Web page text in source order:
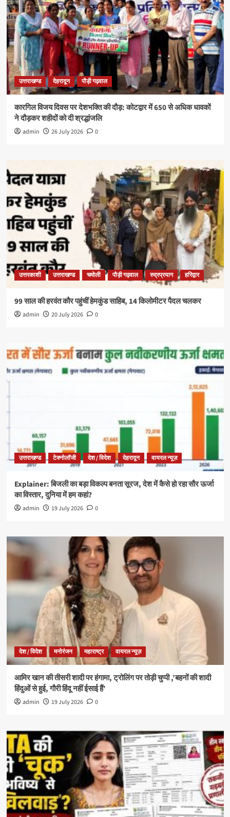
उत्तराखण्ड देहरादून पौड़ी गढ़वाल
कारगिल विजय दिवस पर देशभक्ति की दौड़: कोटद्वार में 650 से अधिक धावकों
ने दौड़कर शहीदों को दी श्रद्धांजलि
admin 26 July 2026 0
उत्तरकाशी उत्तराखण्ड चमोली पौड़ी गढ़वाल रुद्रप्रयाग हरिद्वार
99 साल की हरवंत कौर पहुंचीं हेमकुंड साहिब, 14 किलोमीटर पैदल चलकर
admin 20 July 2026 0
उत्तराखण्ड टेक्नोलॉजी देश / विदेश देहरादून वायरल न्यूज़
Explainer: बिजली का बड़ा विकल्प बनता सूरज, देश में कैसे हो रहा सौर ऊर्जा
का विस्तार, दुनिया में हम कहां?
admin 19 July 2026 0
देश / विदेश मनोरंजन महाराष्ट्र वायरल न्यूज़
आमिर खान की तीसरी शादी पर हंगामा, ट्रोलिंग पर तोड़ी चुप्पी ,’बहनों की शादी
हिंदुओं से हुई, गौरी हिंदू नहीं ईसाई हैं’
admin 19 July 2026 0